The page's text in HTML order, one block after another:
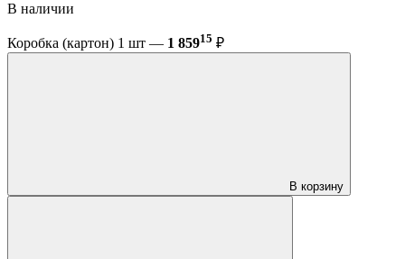
В наличии
Коробка (картон) 1 шт — 1 85915 ₽
В корзину